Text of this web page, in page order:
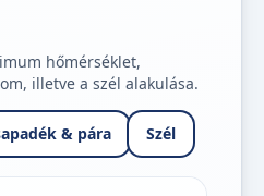
hőmérséklet,
illetve a szél alakulása.
& pára Szél